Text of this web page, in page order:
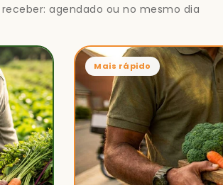
agendado ou no mesmo dia
Mais rápido